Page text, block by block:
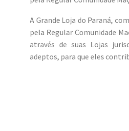
A Grande Loja do Paraná,
pela Regular Comunidade
através de suas Lojas
adeptos, para que eles